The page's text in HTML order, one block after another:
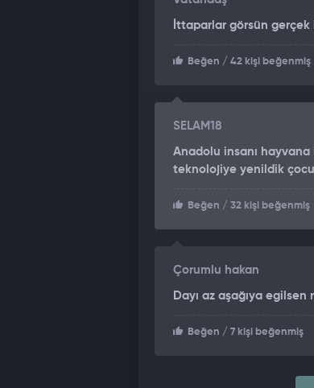
İttaparlar görsün
Beğen / 42 kişi beğenmiş
SELAM18
Anadolu insanı hayvana
teknolojiye yenildik
Beğen / 32 kişi beğenmiş
Çorumlu hakan
Dayı az aşağıya
Beğen / 7 kişi beğenmiş